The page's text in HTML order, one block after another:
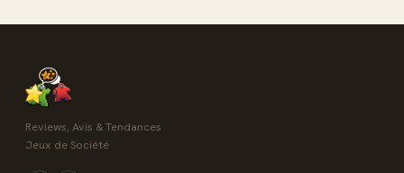
Reviews, Avis & Tendances
Jeux de Société